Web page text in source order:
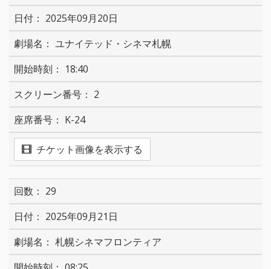
2025年09月20日
ユナイテッド・シネマ札幌
18:40
2
K-24
チケット画像を表示する
29
2025年09月21日
札幌シネマフロンティア